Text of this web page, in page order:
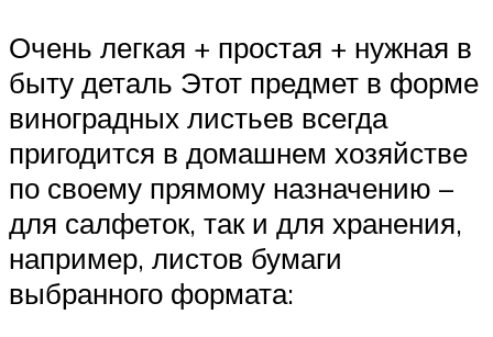
Очень легкая + простая + нужная в
быту деталь Этот предмет в форме
виноградных листьев всегда
пригодится в домашнем хозяйстве
по своему прямому назначению –
для салфеток, так и для хранения,
например, листов бумаги
выбранного формата: